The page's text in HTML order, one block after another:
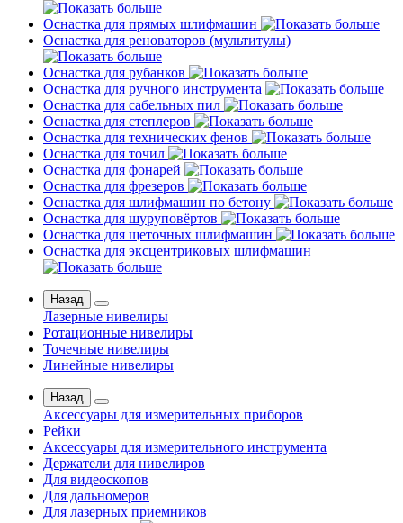
Оснастка для прямых шлифмашин
Оснастка для реноваторов (мультитулы)
Оснастка для рубанков
Оснастка для ручного инструмента
Оснастка для сабельных пил
Оснастка для степлеров
Оснастка для технических фенов
Оснастка для точил
Оснастка для фонарей
Оснастка для фрезеров
Оснастка для шлифмашин по бетону
Оснастка для шуруповёртов
Оснастка для щеточных шлифмашин
Оснастка для эксцентриковых шлифмашин
Назад
Лазерные нивелиры
Ротационные нивелиры
Точечные нивелиры
Линейные нивелиры
Назад
Аксессуары для измерительных приборов
Рейки
Аксессуары для измерительного инструмента
Держатели для нивелиров
Для видеоскопов
Для дальномеров
Для лазерных приемников